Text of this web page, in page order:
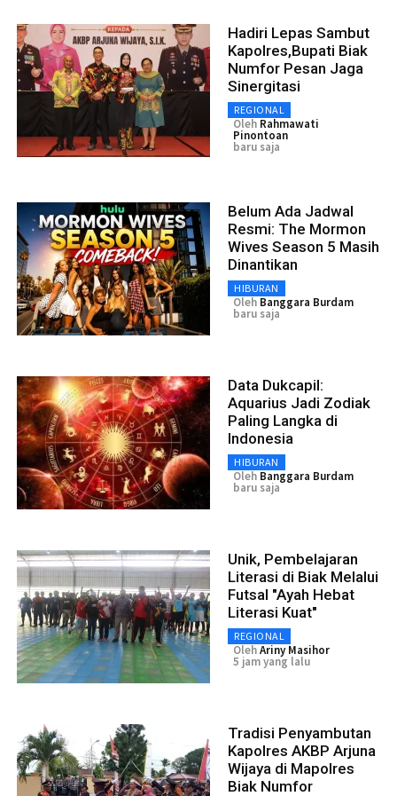
Hadiri Lepas Sambut
Kapolres,Bupati Biak
Numfor Pesan Jaga
Sinergitasi
REGIONAL
Oleh Rahmawati
Pinontoan
baru saja
Belum Ada Jadwal
Resmi: The Mormon
Wives Season 5 Masih
Dinantikan
HIBURAN
Oleh Banggara Burdam
baru saja
Data Dukcapil:
Aquarius Jadi Zodiak
Paling Langka di
Indonesia
HIBURAN
Oleh Banggara Burdam
baru saja
Unik, Pembelajaran
Literasi di Biak Melalui
Futsal "Ayah Hebat
Literasi Kuat"
REGIONAL
OlehAriny Masihor
5 jam yang lalu
Tradisi Penyambutan
Kapolres AKBP Arjuna
Wijaya di Mapolres
Biak Numfor